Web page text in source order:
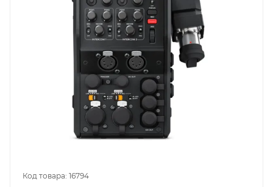
Код товара: 16794